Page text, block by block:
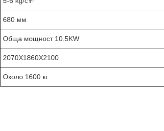
680 мм
Обща мощност 10.5KW
2070X1860X2100
Около 1600 кг